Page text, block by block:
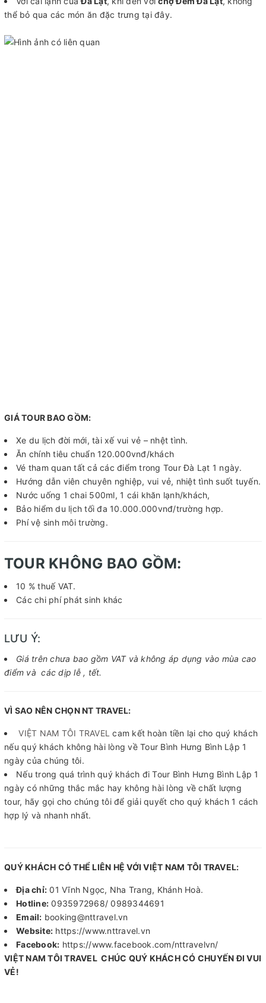
thể bỏ qua các món ăn đặc trưng tại đây.
GIÁ TOUR BAO GỒM:
Xe du lịch đời mới, tài xế vui vẻ – nhệt tình.
Ăn chính tiêu chuẩn 120.000vnđ/khách
Vé tham quan tất cả các điểm trong Tour Đà Lạt 1 ngày.
Hướng dẫn viên chuyên nghiệp, vui vẻ, nhiệt tình suốt tuyến.
Nước uống 1 chai 500ml, 1 cái khăn lạnh/khách,
Bảo hiểm du lịch tối đa 10.000.000vnđ/trường hợp.
Phí vệ sinh môi trường.
TOUR KHÔNG BAO GỒM:
10 % thuế VAT.
Các chi phí phát sinh khác
LƯU Ý:
Giá trên chưa bao gồm VAT và không áp dụng vào mùa cao
điểm và các dịp lễ , tết.
VÌ SAO NÊN CHỌN NT TRAVEL:
VIỆT NAM TÔI TRAVEL cam kết hoàn tiền lại cho quý khách
nếu quý khách không hài lòng về Tour Bình Hưng Bình Lập 1
ngày của chúng tôi.
Nếu trong quá trình quý khách đi Tour Bình Hưng Bình Lập 1
ngày có những thắc mắc hay không hài lòng về chất lượng
tour, hãy gọi cho chúng tôi để giải quyết cho quý khách 1 cách
hợp lý và nhanh nhất.
QUÝ KHÁCH CÓ THỂ LIÊN HỆ VỚI VIỆT NAM TÔI TRAVEL:
Địa chỉ: 01 Vĩnh Ngọc, Nha Trang, Khánh Hoà.
Hotline: 0935972968/ 0989344691
Email: booking@nttravel.vn
Website: https://www.nttravel.vn
Facebook: https://www.facebook.com/nttravelvn/
VIỆT NAM TÔI TRAVEL CHÚC QUÝ KHÁCH CÓ CHUYẾN ĐI VUI
VẺ!